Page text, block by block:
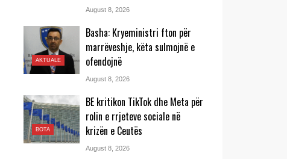
August 8, 2026
AKTUALE
Basha: Kryeministri fton për
marrëveshje, këta sulmojnë e
ofendojnë
August 8, 2026
BOTA
BE kritikon TikTok dhe Meta për
rolin e rrjeteve sociale në
krizën e Ceutës
August 8, 2026